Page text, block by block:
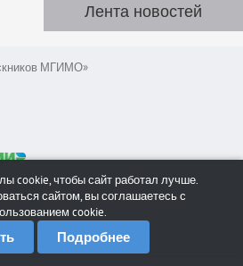
Лента новостей
МГИМО»
cookie, чтобы сайт работал лучше.
сайтом, вы соглашаетесь с
cookie.
Подробнее